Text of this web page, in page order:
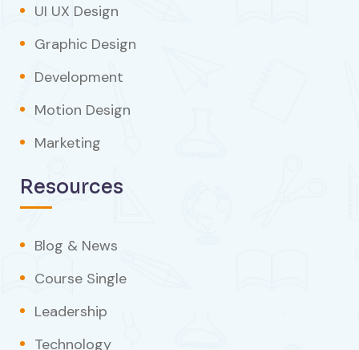
UI UX Design
Graphic Design
Development
Motion Design
Marketing
Resources
Blog & News
Course Single
Leadership
Technology